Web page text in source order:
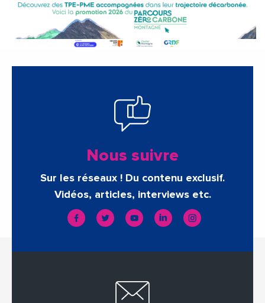
Nous suivre
Sur les réseaux ! Du contenu exclusif.
Vidéos, articles, interviews etc.